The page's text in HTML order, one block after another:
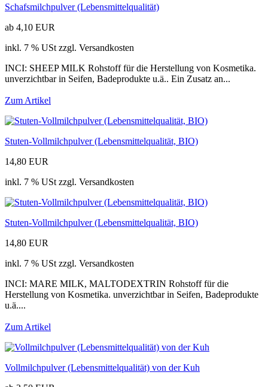
Schafsmilchpulver (Lebensmittelqualität)
ab 4,10 EUR
inkl. 7 % USt zzgl. Versandkosten
INCI: SHEEP MILK Rohstoff für die Herstellung von Kosmetika.
unverzichtbar in Seifen, Badeprodukte u.ä.. Ein Zusatz an...
Zum Artikel
Stuten-Vollmilchpulver (Lebensmittelqualität, BIO)
14,80 EUR
inkl. 7 % USt zzgl. Versandkosten
Stuten-Vollmilchpulver (Lebensmittelqualität, BIO)
14,80 EUR
inkl. 7 % USt zzgl. Versandkosten
INCI: MARE MILK, MALTODEXTRIN Rohstoff für die
Herstellung von Kosmetika. unverzichtbar in Seifen, Badeprodukte
u.ä....
Zum Artikel
Vollmilchpulver (Lebensmittelqualität) von der Kuh